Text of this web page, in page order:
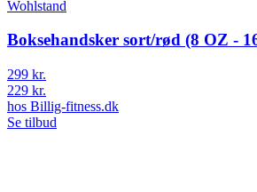
Wohlstand
Boksehandsker sort/rød (8 OZ -
299 kr.
229 kr.
hos Billig-fitness.dk
Se tilbud